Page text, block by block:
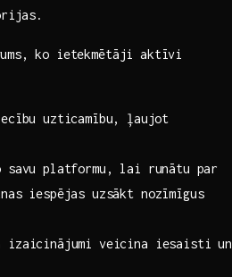
⁢ko ietekmētāji aktīvi
uzticamību, ⁣ļaujot
savu platformu, lai runātu par
iespējas uzsākt​ nozīmīgus
izaicinājumi veicina iesaisti un